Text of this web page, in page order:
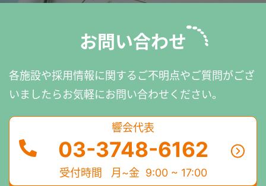
お問い合わせ
各施設や採用情報に関するご不明点やご質問がござ
いましたらお気軽にお問い合わせください。
響会代表
03-3748-6162
受付時間 月~金 9:00 ~ 17:00